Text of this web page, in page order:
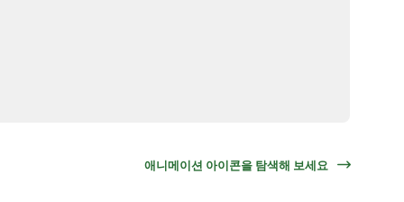
애니메이션 아이콘을 탐색해 보세요